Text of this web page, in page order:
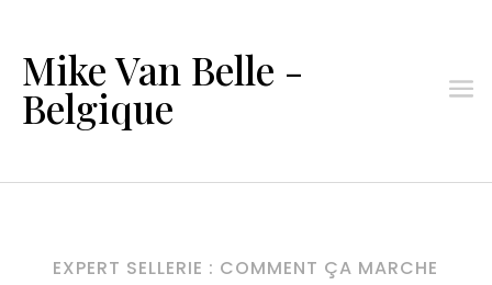
Mike Van Belle -
Belgique
EXPERT SELLERIE : COMMENT ÇA MARCHE